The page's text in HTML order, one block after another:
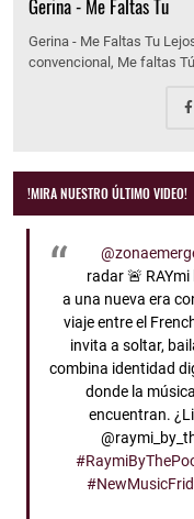
Gerina - Me Faltas Tu
Gerina - Me Faltas Tu
convencional, Me faltas
!MIRA NUESTRO ÚLTIMO VIDEO!
radar 🚨
a una nueva era
viaje entre el
invita a soltar,
combina identidad
donde la
encuentran.